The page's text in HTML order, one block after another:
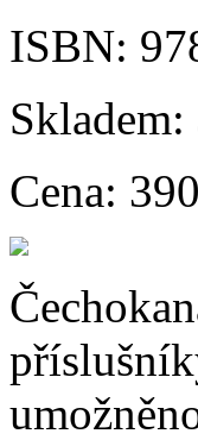
ISBN:
Skladem:
Cena: